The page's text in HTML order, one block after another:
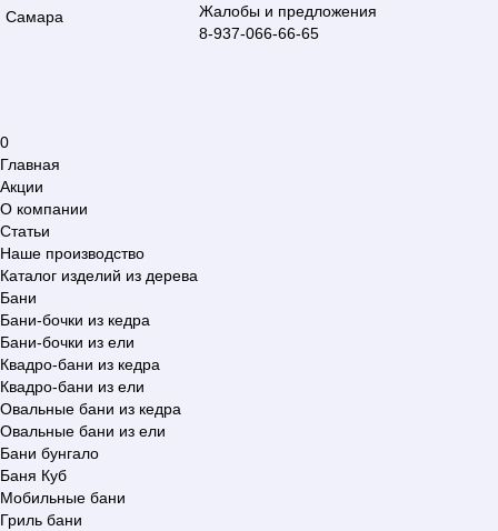
Самара
Жалобы и предложения
8-937-066-66-65
0
Главная
Акции
О компании
Статьи
Наше производство
Каталог изделий из дерева
Бани
Бани-бочки из кедра
Бани-бочки из ели
Квадро-бани из кедра
Квадро-бани из ели
Овальные бани из кедра
Овальные бани из ели
Бани бунгало
Баня Куб
Мобильные бани
Гриль бани